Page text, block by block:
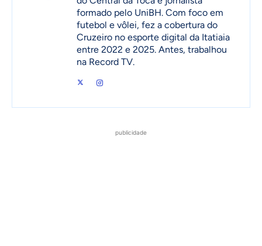
formado pelo UniBH. Com foco em
futebol e vôlei, fez a cobertura do
Cruzeiro no esporte digital da Itatiaia
entre 2022 e 2025. Antes, trabalhou
na Record TV.
publicidade